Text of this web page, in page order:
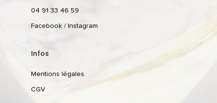
04 91 33 46 59
Facebook / Instagram
Infos
Mentions légales
CGV